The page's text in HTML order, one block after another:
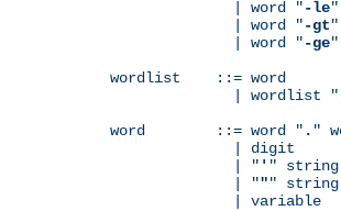
              | word "
-le
              | word "
-gt
              | word "
-ge
wordlist    ::= word
              | wordlist "
word        ::= word " . "
              | digit
              | "
' "
              | "
""
              | variable